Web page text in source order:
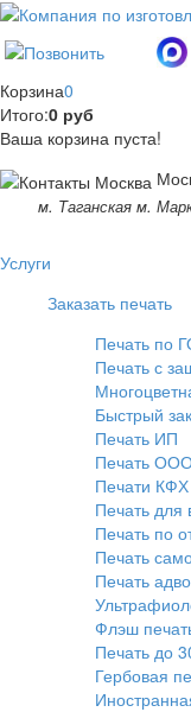
Корзина0
Итого:0 руб
Ваша корзина пуста!
м. Таганская м.
Услуги
Заказать печать
Печать по
Печать с
Быстрый
Печать ИП
Печать
Печати КФХ
Печать для
Печать по
Печать
Печать
Флэш
Печать до
Гербовая